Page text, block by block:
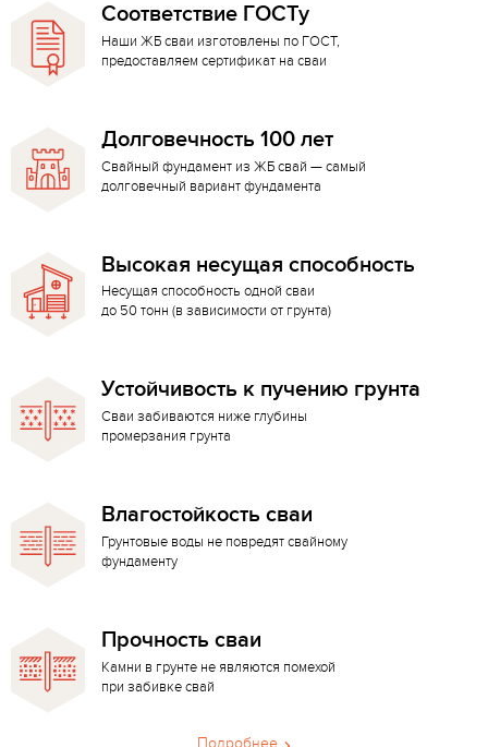
Соответствие ГОСТу
Наши ЖБ сваи изготовлены по ГОСТ,
предоставляем сертификат на сваи
Долговечность 100 лет
Свайный фундамент из ЖБ свай — самый
долговечный вариант фундамента
Высокая несущая способность
Несущая способность одной сваи
до 50 тонн (в зависимости от грунта)
Устойчивость к пучению грунта
Сваи забиваются ниже глубины
промерзания грунта
Влагостойкость сваи
Грунтовые воды не повредят свайному
фундаменту
Прочность сваи
Камни в грунте не являются помехой
при забивке свай
Подробнее